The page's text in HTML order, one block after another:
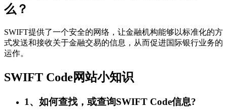
么？
SWIFT提供了一个安全的网络，让金融机构能够以标准化的方
式发送和接收关于金融交易的信息，从而促进国际银行业务的
运作。
SWIFT Code网站小知识
1、如何查找，或查询SWIFT Code信息?